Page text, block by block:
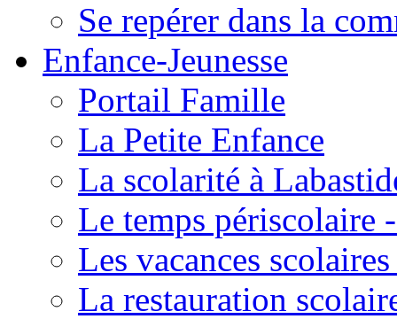
Se repérer dans la
Enfance-Jeunesse
Portail Famille
La Petite Enfance
La scolarité à
Le temps périscolaire
Les vacances
La restauration